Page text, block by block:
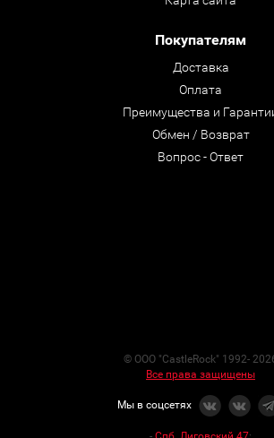
Покупателям
Доставка
Оплата
Преимущества и
Обмен / Возврат
Вопрос - Ответ
© ООО "CastleRock" 1992-
Все права защищены
Мы в соцсетях